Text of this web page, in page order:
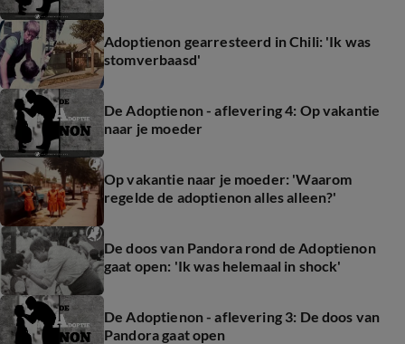
Adoptienon gearresteerd in Chili: 'Ik was
stomverbaasd'
De Adoptienon - aflevering 4: Op vakantie
naar je moeder
Op vakantie naar je moeder: 'Waarom
regelde de adoptienon alles alleen?'
De doos van Pandora rond de Adoptienon
gaat open: 'Ik was helemaal in shock'
De Adoptienon - aflevering 3: De doos van
Pandora gaat open